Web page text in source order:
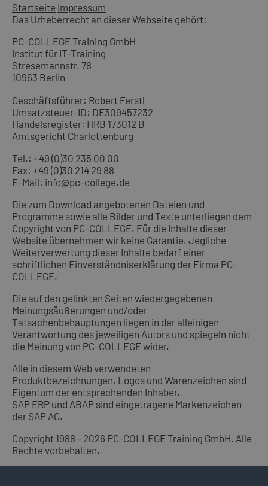
Startseite Impressum
Das Urheberrecht an dieser Webseite gehört:
PC-COLLEGE Training GmbH
Institut für IT-Training
Stresemannstr. 78
10963 Berlin
Geschäftsführer: Robert Ferstl
Umsatzsteuer-ID: DE309457232
Handelsregister: HRB 173012 B
Amtsgericht Charlottenburg
Tel.: +49 (0)30 235 00 00
Fax: +49 (0)30 214 29 88
E-Mail: info@pc-college.de
Die zum Download angebotenen Dateien und
Programme sowie alle Bilder und Texte unterliegen dem
Copyright von PC-COLLEGE. Für die Inhalte dieser
Website übernehmen wir keine Garantie. Jegliche
Weiterverwertung dieser Inhalte bedarf einer
schriftlichen Einverständniserklärung der Firma PC-
COLLEGE.
Die auf den gelinkten Seiten wiedergegebenen
Meinungsäußerungen und/oder
Tatsachenbehauptungen liegen in der alleinigen
Verantwortung des jeweiligen Autors und spiegeln nicht
die Meinung von PC-COLLEGE wider.
Alle in diesem Web verwendeten
Produktbezeichnungen, Logos und Warenzeichen sind
Eigentum der entsprechenden Inhaber.
SAP ERP und ABAP sind eingetragene Markenzeichen
der SAP AG.
Copyright 1988 - 2026 PC-COLLEGE Training GmbH. Alle
Rechte vorbehalten.